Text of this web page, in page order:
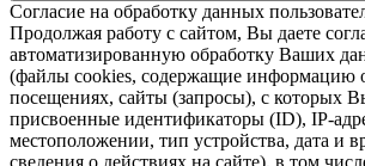
Согласие на обработку данных
Продолжая работу с сайтом, Вы даете
автоматизированную обработку Ваших
(файлы cookies, содержащие
посещениях, сайты (запросы), с которых
присвоенные идентификаторы (ID), IP-
местоположении, тип устройства, дата и
сведения о действиях на сайте), в том